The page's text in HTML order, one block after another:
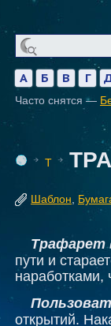
А Б В Г
Часто снятся —
Т
Шаблон
Трафарет
пути и
наработками,
открытий.